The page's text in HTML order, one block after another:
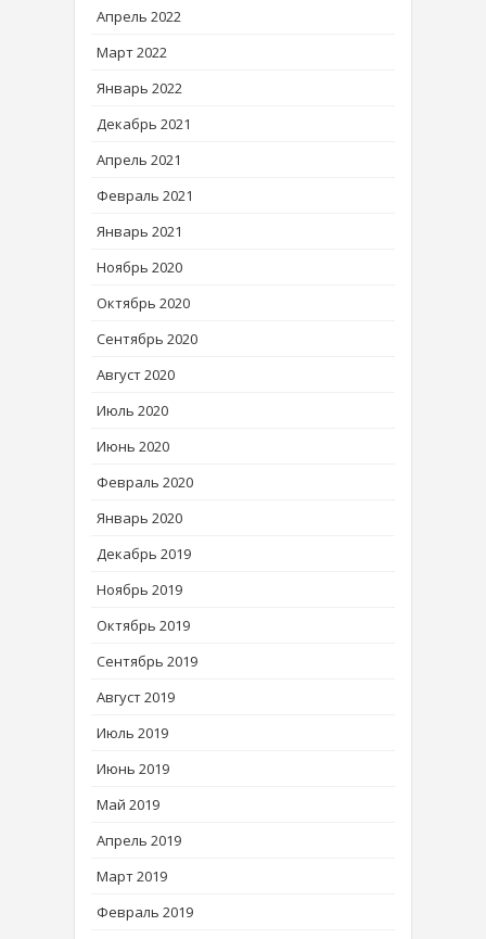
Апрель 2022
Март 2022
Январь 2022
Декабрь 2021
Апрель 2021
Февраль 2021
Январь 2021
Ноябрь 2020
Октябрь 2020
Сентябрь 2020
Август 2020
Июль 2020
Июнь 2020
Февраль 2020
Январь 2020
Декабрь 2019
Ноябрь 2019
Октябрь 2019
Сентябрь 2019
Август 2019
Июль 2019
Июнь 2019
Май 2019
Апрель 2019
Март 2019
Февраль 2019